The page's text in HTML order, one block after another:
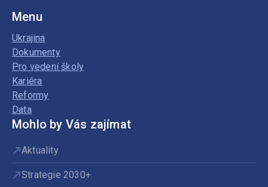
Menu
Ukrajina
Dokumenty
Pro vedení školy
Kariéra
Reformy
Data
Mohlo by Vás zajímat
Aktuality
Strategie 2030+